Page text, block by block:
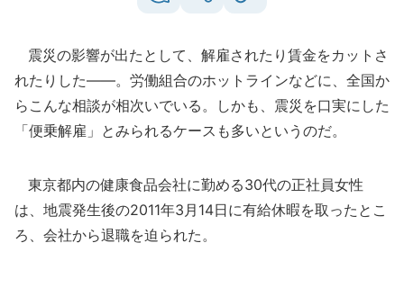
震災の影響が出たとして、解雇されたり賃金をカットさ
れたりした――。労働組合のホットラインなどに、全国か
らこんな相談が相次いでいる。しかも、震災を口実にした
「便乗解雇」とみられるケースも多いというのだ。
東京都内の健康食品会社に勤める30代の正社員女性
は、地震発生後の2011年3月14日に有給休暇を取ったとこ
ろ、会社から退職を迫られた。